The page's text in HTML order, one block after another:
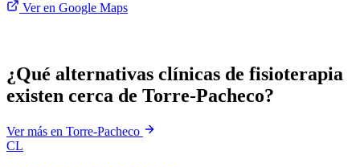
Ver en Google Maps
¿Qué alternativas clínicas de fisioterapia
existen cerca de Torre-Pacheco?
Ver más en Torre-Pacheco
CL